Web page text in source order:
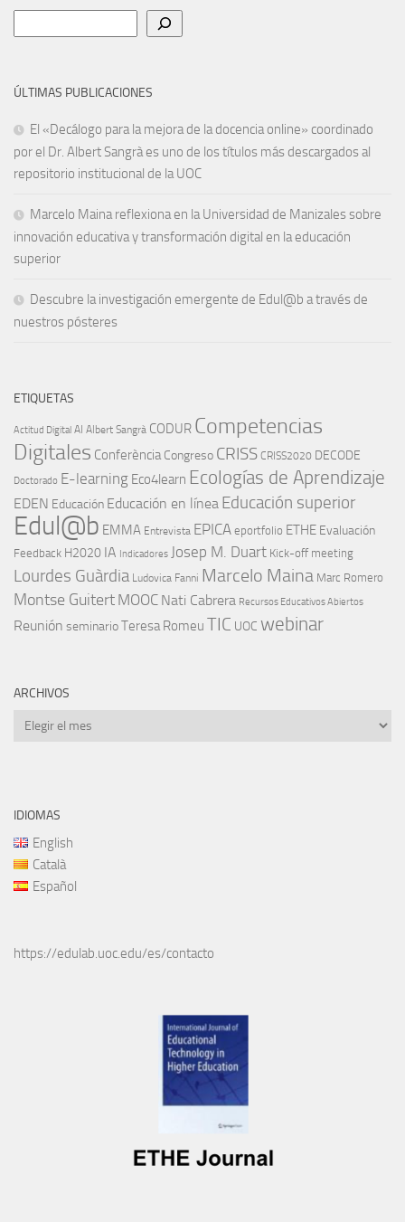
ÚLTIMAS PUBLICACIONES
El «Decálogo para la mejora de la docencia online» coordinado
por el Dr. Albert Sangrà es uno de los títulos más descargados al
repositorio institucional de la UOC
Marcelo Maina reflexiona en la Universidad de Manizales sobre
innovación educativa y transformación digital en la educación
superior
Descubre la investigación emergente de Edul@b a través de
nuestros pósteres
ETIQUETAS
Actitud Digital AI Albert Sangrà CODUR Competencias
Digitales Conferència Congreso CRISS CRISS2020 DECODE
Doctorado E-learning Eco4learn Ecologías de Aprendizaje
EDEN Educación Educación en línea Educación superior
Edul@b EMMA Entrevista EPICA eportfolio ETHE Evaluación
Feedback H2020 IA Indicadores Josep M. Duart Kick-off meeting
Lourdes Guàrdia Ludovica Fanni Marcelo Maina Marc Romero
Montse Guitert MOOC Nati Cabrera Recursos Educativos Abiertos
Reunión seminarioTeresa Romeu TIC UOC webinar
ARCHIVOS
Archivos
IDIOMAS
English
Català
Español
https://edulab.uoc.edu/es/contacto